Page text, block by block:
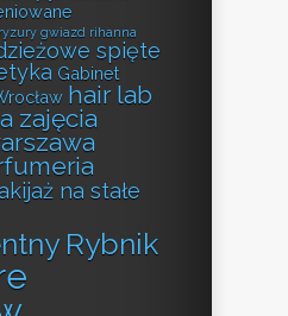
gwiazd rihanna
spięte
Gabinet
hair lab
zajęcia
na stałe
Rybnik